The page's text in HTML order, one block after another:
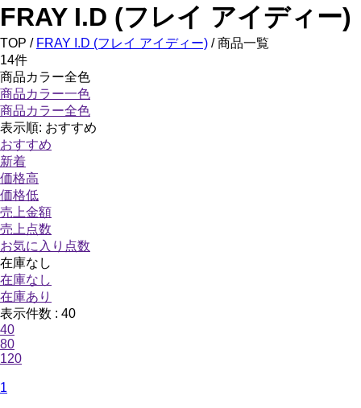
FRAY I.D (フレイ アイディー)
TOP / FRAY I.D (フレイ アイディー) / 商品一覧
14件
商品カラー全色
商品カラー一色
商品カラー全色
表示順: おすすめ
おすすめ
新着
価格高
価格低
売上金額
売上点数
お気に入り点数
在庫なし
在庫なし
在庫あり
表示件数 : 40
40
80
120
1